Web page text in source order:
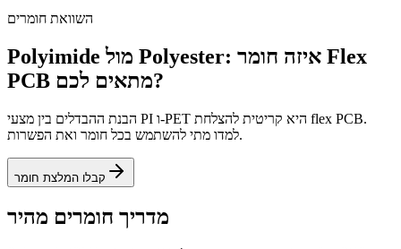
השוואת חומרים
Polyimide מול Polyester: איזה חומר Flex
PCB מתאים לכם?
הבנת ההבדלים בין מצעי PI ו-PET היא קריטית להצלחת flex PCB.
למדו מתי להשתמש בכל חומר ואת הפשרות.
קבלו המלצת חומר
מדריך חומרים מהיר